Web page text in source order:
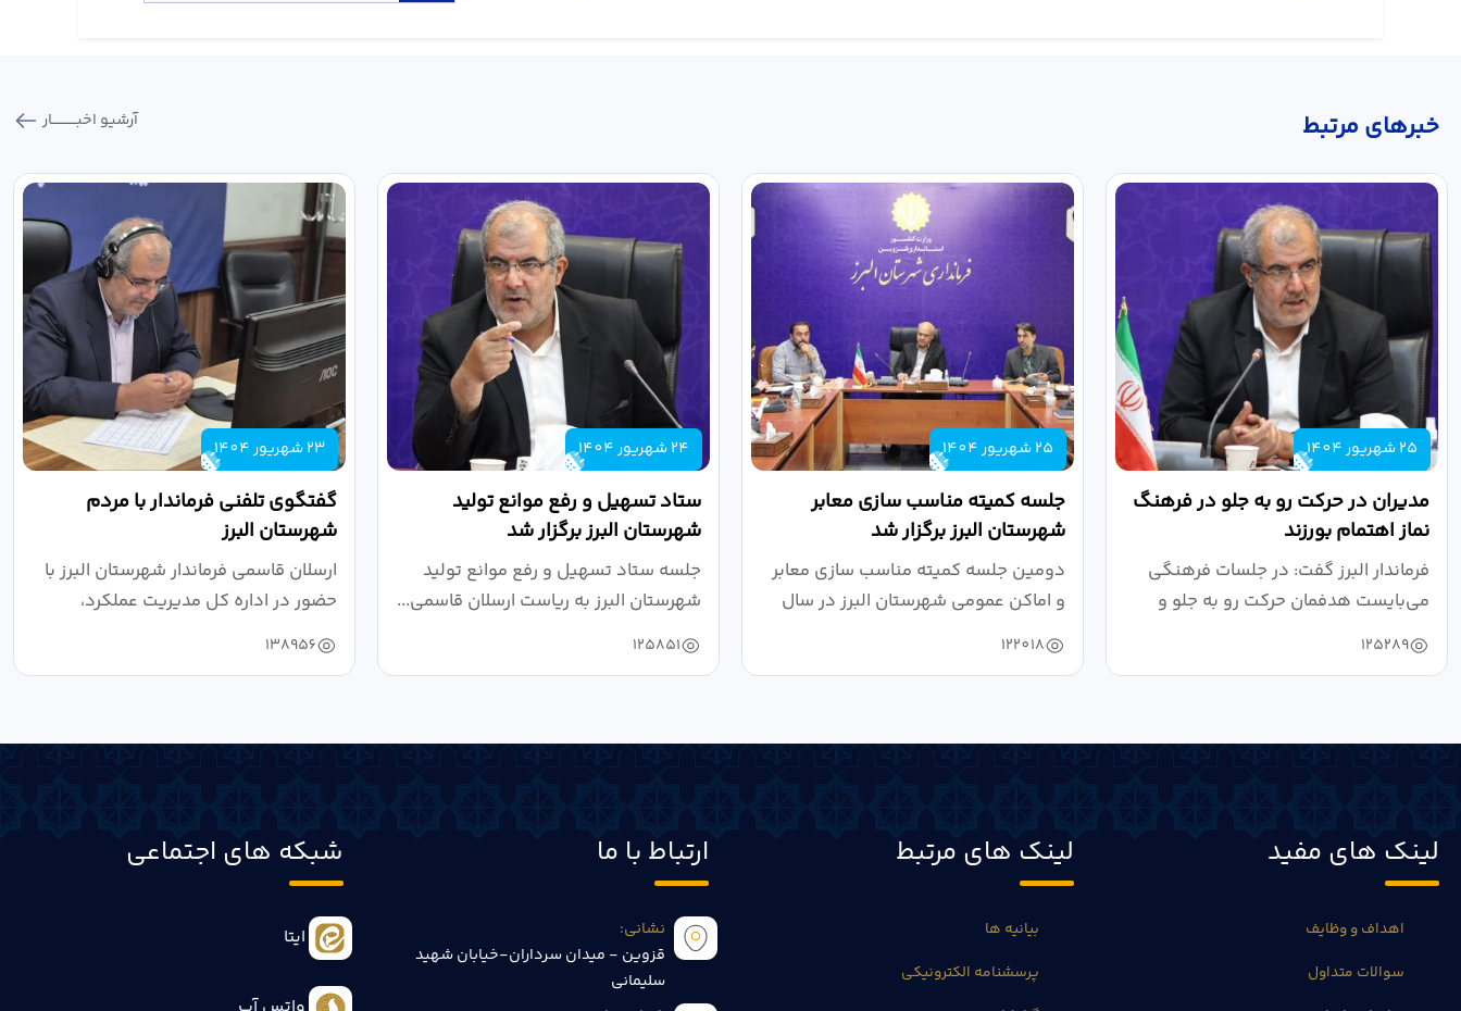
خبر‌های مرتبط آرشیو اخبـــــــــــار
25 شهریور 1404
مدیران در حرکت رو به جلو در فرهنگ
نماز اهتمام بورزند
فرماندار البرز گفت: در جلسات فرهنگی
می‌بایست هدفمان حرکت رو به جلو و
دستیابی...
125289
25 شهریور 1404
جلسه کمیته مناسب سازی معابر
شهرستان البرز برگزار شد
دومین جلسه کمیته مناسب سازی معابر
و اماکن عمومی شهرستان البرز در سال
۱۴۰۴ به...
122018
24 شهریور 1404
ستاد تسهیل و رفع موانع تولید
شهرستان البرز برگزار شد
جلسه ستاد تسهیل و رفع موانع تولید
شهرستان البرز به ریاست ارسلان قاسمی...
125851
23 شهریور 1404
گفتگوی تلفنی فرماندار با مردم
شهرستان البرز
ارسلان قاسمی فرماندار شهرستان البرز با
حضور در اداره کل مدیریت عملکرد،
بازرسی...
138956
لینک های مفید
اهداف و وظایف
سوالات متداول
لینک های مرتبط
بیانیه ها
پرسشنامه الکترونیکی
ارتباط با ما
نشانی:
قزوین - میدان سرداران-خیابان شهید
سلیمانی
شبکه های اجتماعی
ایتا